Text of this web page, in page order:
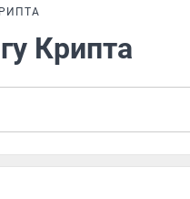
Крипта